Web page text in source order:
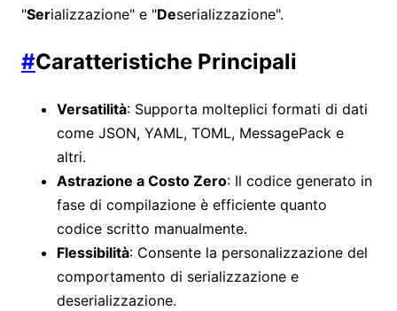
"Serializzazione" e "Deserializzazione".
#Caratteristiche Principali
Versatilità: Supporta molteplici formati di dati
come JSON, YAML, TOML, MessagePack e
altri.
Astrazione a Costo Zero: Il codice generato in
fase di compilazione è efficiente quanto
codice scritto manualmente.
Flessibilità: Consente la personalizzazione del
comportamento di serializzazione e
deserializzazione.